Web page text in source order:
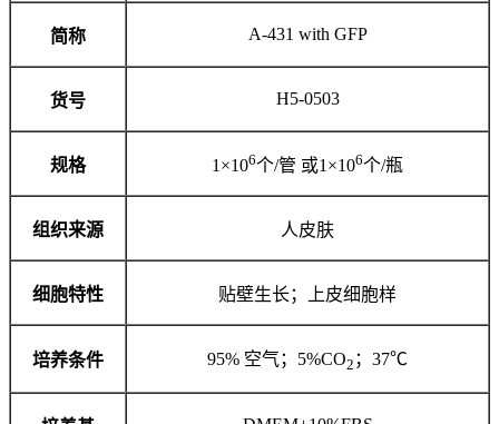
简称 A-431 with GFP
货号 H5-0503
规格 1×106个/管 或1×106个/瓶
组织来源 人皮肤
细胞特性 贴壁生长；上皮细胞样
培养条件 95% 空气；5%CO2 ；37℃